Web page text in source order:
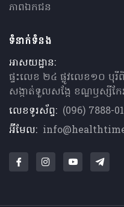
ភាពឯកជន
ទំនាក់ទំនង
អាសយដ្ឋាន:
ផ្ទះលេខ ២៤ ផ្លូវលេខ១០ បុរី
សង្កាត់ទួលសង្កែ ខណ្ឌឫស្សីកែវ
លេខទូរស័ព្ទ: (096) 7888-
អ៊ីមែល: